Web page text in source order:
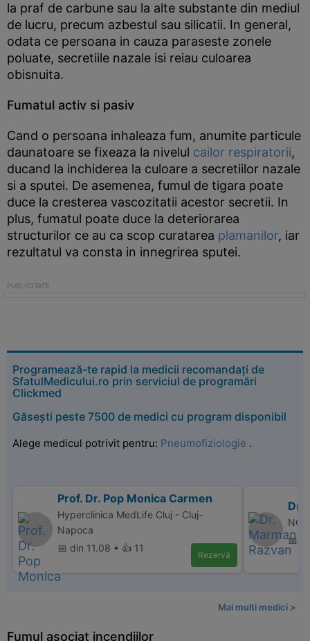
la praf de carbune sau la alte substante din mediul
de lucru, precum azbestul sau silicatii. In general,
odata ce persoana in cauza paraseste zonele
poluate, secretiile nazale isi reiau culoarea
obisnuita.
Fumatul activ si pasiv
Cand o persoana inhaleaza fum, anumite particule
daunatoare se fixeaza la nivelul cailor respiratorii,
ducand la inchiderea la culoare a secretiilor nazale
si a sputei. De asemenea, fumul de tigara poate
duce la cresterea vascozitatii acestor secretii. In
plus, fumatul poate duce la deteriorarea
structurilor ce au ca scop curatarea plamanilor, iar
rezultatul va consta in innegrirea sputei.
Programează-te rapid la medicii recomandați de
SfatulMedicului.ro prin serviciul de programări
Clickmed
Găsești peste 7500 de medici cu program disponibil
Alege medicul potrivit pentru: Pneumofiziologie .
Prof. Dr. Pop Monica Carmen
Hyperclinica MedLife Cluj - Cluj-
Napoca
📅 din 11.08 • 👍 11
Rezervă
Dr.
📅
Mai multi medici >
Fumul asociat incendiilor